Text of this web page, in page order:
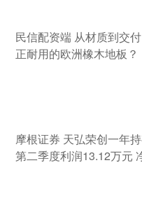
民信配资端 从材质到交
正耐用的欧洲橡木地板？
摩根证券 天弘荣创一年
第二季度利润13.12万元